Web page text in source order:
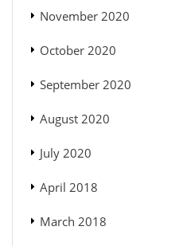
November 2020
October 2020
September 2020
August 2020
July 2020
April 2018
March 2018